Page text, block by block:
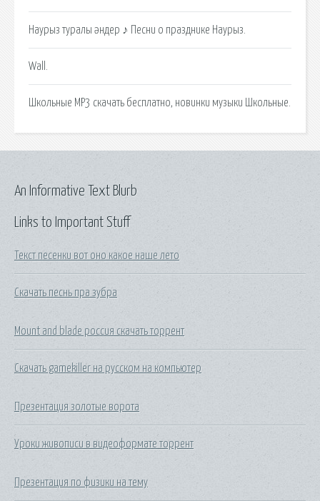
Наурыз туралы әндер ♪ Песни о празднике Наурыз.
Wall.
Школьные MP3 скачать бесплатно, новинки музыки Школьные.
Links to Important Stuff
Текст песенки вот оно какое наше лето
Скачать песнь пра зубра
Mount and blade россия скачать торрент
Скачать gamekiller на русском на компьютер
Презентация золотые ворота
Уроки живописи в видеоформате торрент
Презентация по физики на тему
An Informative Text Blurb